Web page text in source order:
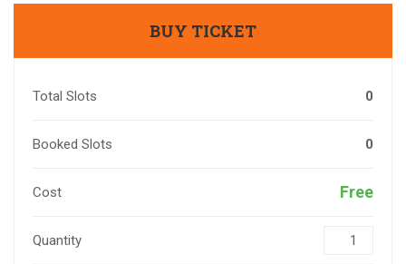
BUY TICKET
Total Slots 0
Booked Slots 0
Cost Free
Quantity